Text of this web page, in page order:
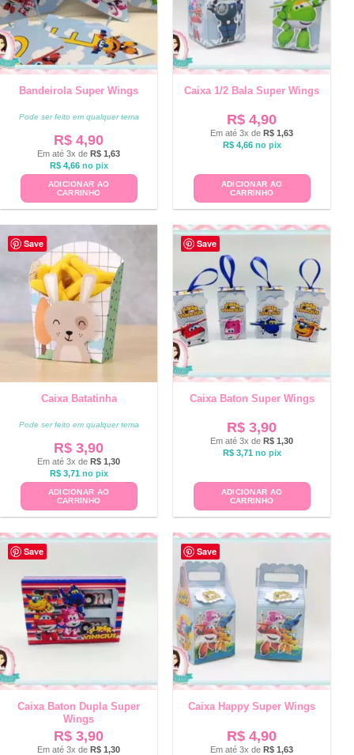
Bandeirola Super Wings
Pode ser feito em qualquer tema
R$ 4,90
Em até 3x de R$ 1,63
R$4,66 no pix
ADICIONAR AO
CARRINHO
Caixa 1/2 Bala Super Wings
R$ 4,90
Em até 3x de R$ 1,63
R$4,66 no pix
ADICIONAR AO
CARRINHO
Save
Caixa Batatinha
Pode ser feito em qualquer tema
R$ 3,90
Em até 3x de R$ 1,30
R$3,71 no pix
ADICIONAR AO
CARRINHO
Save
Caixa Baton Super Wings
R$ 3,90
Em até 3x de R$ 1,30
R$3,71 no pix
ADICIONAR AO
CARRINHO
Save
Caixa Baton Dupla Super
Wings
R$ 3,90
Em até 3x de R$ 1,30
Save
Caixa Happy Super Wings
R$ 4,90
Em até 3x de R$ 1,63